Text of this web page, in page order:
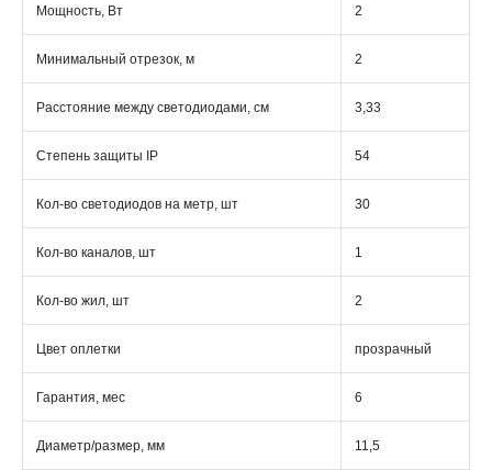
Мощность, Вт 2
Минимальный отрезок, м 2
Расстояние между светодиодами, см 3,33
Степень защиты IP 54
Кол-во светодиодов на метр, шт 30
Кол-во каналов, шт 1
Кол-во жил, шт 2
Цвет оплетки прозрачный
Гарантия, мес 6
Диаметр/размер, мм 11,5